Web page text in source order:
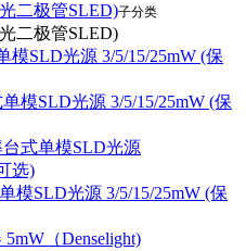
二极管SLED)子分类
二极管SLED)
模SLD光源 3/5/15/25mW (保
模SLD光源 3/5/15/25mW (保
台式单模SLD光源
选)
模SLD光源 3/5/15/25mW (保
（Denselight)